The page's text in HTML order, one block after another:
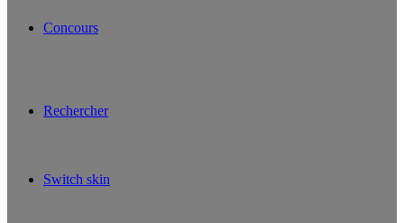
Concours
Rechercher
Switch skin